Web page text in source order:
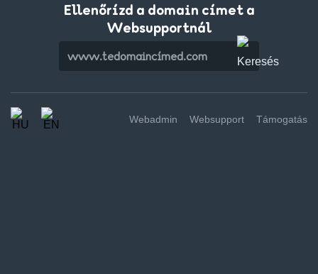
Ellenőrízd a domain címet a
Websupportnál
Webadmin Websupport Támogatás